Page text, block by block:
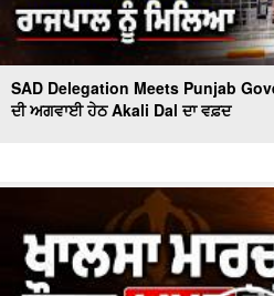
SAD Delegation Meets Punjab
ਦੀ ਅਗਵਾਈ ਹੇਠ Akali Dal ਦਾ ਵਫ਼ਦ